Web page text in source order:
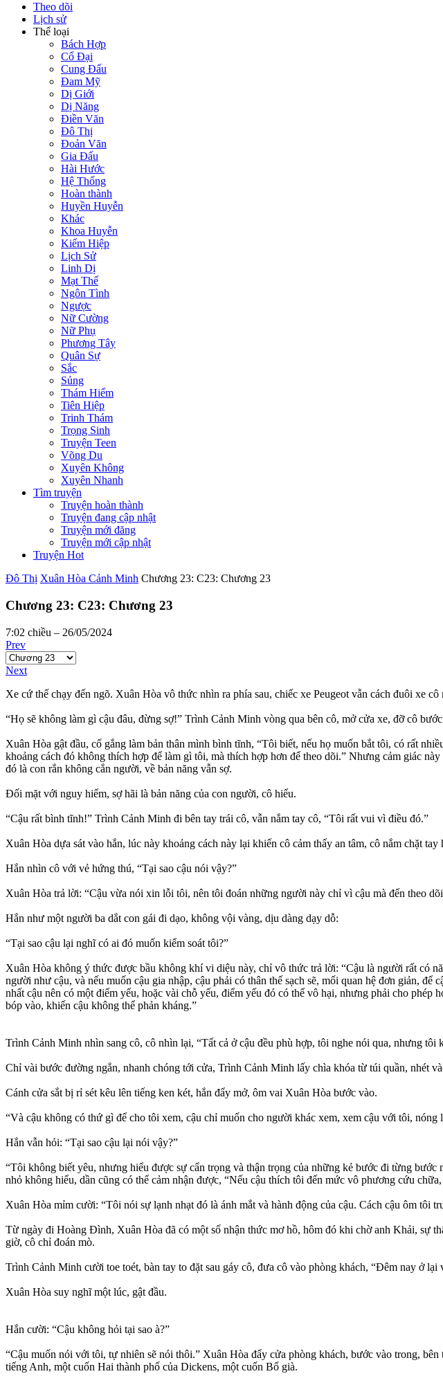
Theo dõi
Lịch sử
Thể loại
Bách Hợp
Cổ Đại
Cung Đấu
Đam Mỹ
Dị Giới
Dị Năng
Điền Văn
Đô Thị
Đoản Văn
Gia Đấu
Hài Hước
Hệ Thống
Hoàn thành
Huyền Huyễn
Khác
Khoa Huyễn
Kiếm Hiệp
Lịch Sử
Linh Dị
Mạt Thế
Ngôn Tình
Ngược
Nữ Cường
Nữ Phụ
Phương Tây
Quân Sự
Sắc
Sủng
Thám Hiểm
Tiên Hiệp
Trinh Thám
Trọng Sinh
Truyện Teen
Võng Du
Xuyên Không
Xuyên Nhanh
Tìm truyện
Truyện hoàn thành
Truyện đang cập nhật
Truyện mới đăng
Truyện mới cập nhật
Truyện Hot
Đô Thị Xuân Hòa Cảnh Minh Chương 23: C23: Chương 23
Chương 23: C23: Chương 23
7:02 chiều – 26/05/2024
Prev
Next
Xe cứ thế chạy đến ngõ. Xuân Hòa vô thức nhìn ra phía sau, chiếc xe Peugeot vẫn cách đuôi xe
“Họ sẽ không làm gì cậu đâu, đừng sợ!” Trình Cảnh Minh vòng qua bên cô, mở cửa xe, đỡ cô
Xuân Hòa gật đầu, cố gắng làm bản thân mình bình tĩnh, “Tôi biết, nếu họ muốn bắt tôi, có rất
khoảng cách đó không thích hợp để làm gì tôi, mà thích hợp hơn để theo dõi.” Nhưng cảm giác
đó là con rắn không cắn người, về bản năng vẫn sợ.
Đối mặt với nguy hiểm, sợ hãi là bản năng của con người, cô hiểu.
“Cậu rất bình tĩnh!” Trình Cảnh Minh đi bên tay trái cô, vẫn nắm tay cô, “Tôi rất vui vì điều đó.”
Xuân Hòa dựa sát vào hắn, lúc này khoảng cách này lại khiến cô cảm thấy an tâm, cô nắm chặt
Hắn nhìn cô với vẻ hứng thú, “Tại sao cậu nói vậy?”
Xuân Hòa trả lời: “Cậu vừa nói xin lỗi tôi, nên tôi đoán những người này chỉ vì cậu mà đến theo
Hắn như một người ba dắt con gái đi dạo, không vội vàng, dịu dàng dạy dỗ:
“Tại sao cậu lại nghĩ có ai đó muốn kiểm soát tôi?”
Xuân Hòa không ý thức được bầu không khí vi diệu này, chỉ vô thức trả lời: “Cậu là người rất có
người như cậu, và nếu muốn cậu gia nhập, cậu phải có thân thế sạch sẽ, mối quan hệ đơn giản,
nhất cậu nên có một điểm yếu, hoặc vài chỗ yếu, điểm yếu đó có thể vô hại, nhưng phải cho
bóp vào, khiến cậu không thể phản kháng.”
Trình Cảnh Minh nhìn sang cô, cô nhìn lại, “Tất cả ở cậu đều phù hợp, tôi nghe nói qua, nhưng tôi
Chỉ vài bước đường ngắn, nhanh chóng tới cửa, Trình Cảnh Minh lấy chìa khóa từ túi quần, nhét
Cánh cửa sắt bị rỉ sét kêu lên tiếng ken két, hắn đẩy mở, ôm vai Xuân Hòa bước vào.
“Và cậu không có thứ gì để cho tôi xem, cậu chỉ muốn cho người khác xem, xem cậu với tôi,
Hắn vẫn hỏi: “Tại sao cậu lại nói vậy?”
“Tôi không biết yêu, nhưng hiểu được sự cẩn trọng và thận trọng của những kẻ bước đi từng
nhỏ không hiểu, dần cũng có thể cảm nhận được, “Nếu cậu thích tôi đến mức vô phương cứu
Xuân Hòa mỉm cười: “Tôi nói sự lạnh nhạt đó là ánh mắt và hành động của cậu. Cách cậu ôm tôi
Từ ngày đi Hoàng Đình, Xuân Hòa đã có một số nhận thức mơ hồ, hôm đó khi chờ anh Khải, sự
giờ, cô chỉ đoán mò.
Trình Cảnh Minh cười toe toét, bàn tay to đặt sau gáy cô, đưa cô vào phòng khách, “Đêm nay ở
Xuân Hòa suy nghĩ một lúc, gật đầu.
Hắn cười: “Cậu không hỏi tại sao à?”
“Cậu muốn nói với tôi, tự nhiên sẽ nói thôi.” Xuân Hòa đẩy cửa phòng khách, bước vào trong,
tiếng Anh, một cuốn Hai thành phố của Dickens, một cuốn Bố già.